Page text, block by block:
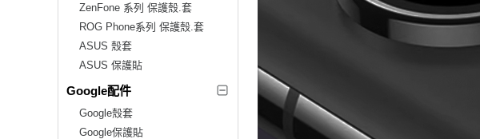
ZenFone 系列 保護殼.套
ROG Phone系列 保護殼.套
ASUS 殼套
ASUS 保護貼
Google配件
Google殼套
Google保護貼